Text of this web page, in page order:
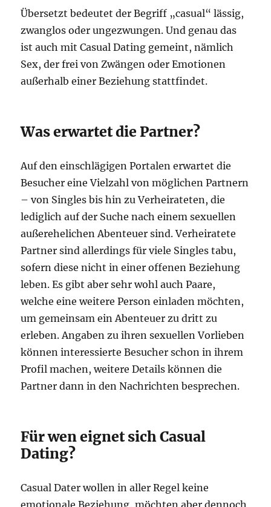
Übersetzt bedeutet der Begriff „casual“ lässig,
zwanglos oder ungezwungen. Und genau das
ist auch mit Casual Dating gemeint, nämlich
Sex, der frei von Zwängen oder Emotionen
außerhalb einer Beziehung stattfindet.
Was erwartet die Partner?
Auf den einschlägigen Portalen erwartet die
Besucher eine Vielzahl von möglichen Partnern
– von Singles bis hin zu Verheirateten, die
lediglich auf der Suche nach einem sexuellen
außerehelichen Abenteuer sind. Verheiratete
Partner sind allerdings für viele Singles tabu,
sofern diese nicht in einer offenen Beziehung
leben. Es gibt aber sehr wohl auch Paare,
welche eine weitere Person einladen möchten,
um gemeinsam ein Abenteuer zu dritt zu
erleben. Angaben zu ihren sexuellen Vorlieben
können interessierte Besucher schon in ihrem
Profil machen, weitere Details können die
Partner dann in den Nachrichten besprechen.
Für wen eignet sich Casual
Dating?
Casual Dater wollen in aller Regel keine
emotionale Beziehung, möchten aber dennoch